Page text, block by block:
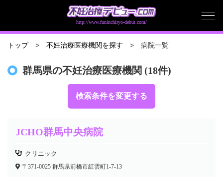
http://www.funinchiryo-debut.com/
トップ 不妊治療医療機関を探す 病院一覧
群馬県の不妊治療医療機関 (18件)
検索条件を変更する
JCHO群馬中央病院
クリニック
〒371-0025 群馬県前橋市紅雲町1-7-13